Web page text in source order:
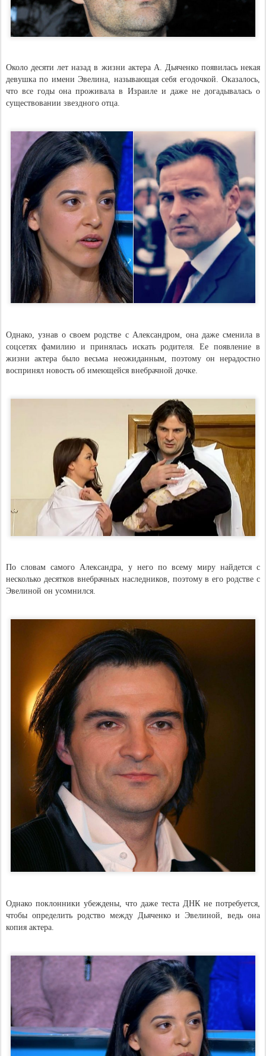
Около десяти лет назад в жизни актера А. Дьяченко появилась некая
девушка по имени Эвелина, называющая себя егодочкой. Оказалось,
что все годы она проживала в Израиле и даже не догадывалась о
существовании звездного отца.
Однако, узнав о своем родстве с Александром, она даже сменила в
соцсетях фамилию и принялась искать родителя. Ее появление в
жизни актера было весьма неожиданным, поэтому он нерадостно
воспринял новость об имеющейся внебрачной дочке.
По словам самого Александра, у него по всему миру найдется с
несколько десятков внебрачных наследников, поэтому в его родстве с
Эвелиной он усомнился.
Однако поклонники убеждены, что даже теста ДНК не потребуется,
чтобы определить родство между Дьяченко и Эвелиной, ведь она
копия актера.